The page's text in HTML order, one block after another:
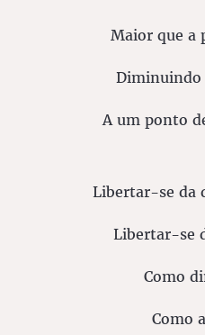
Maior que a
A um ponto
Libertar-se da
Libertar-se
Como
Como